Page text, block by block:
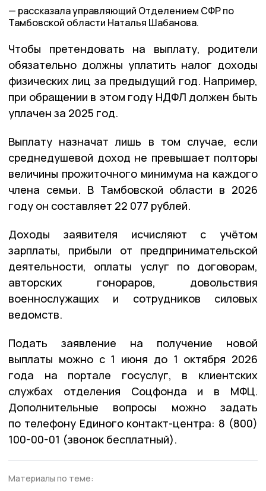
рассказала управляющий Отделением СФР по
Тамбовской области Наталья Шабанова.
Чтобы претендовать на выплату, родители
обязательно должны уплатить налог доходы
физических лиц за предыдущий год. Например,
при обращении в этом году НДФЛ должен быть
уплачен за 2025 год.
Выплату назначат лишь в том случае, если
среднедушевой доход не превышает полторы
величины прожиточного минимума на каждого
члена семьи. В Тамбовской области в 2026
году он составляет 22 077 рублей.
Доходы заявителя исчисляют с учётом
зарплаты, прибыли от предпринимательской
деятельности, оплаты услуг по договорам,
авторских гонораров, довольствия
военнослужащих и сотрудников силовых
ведомств.
Подать заявление на получение новой
выплаты можно с 1 июня до 1 октября 2026
года на портале госуслуг, в клиентских
службах отделения Соцфонда и в МФЦ.
Дополнительные вопросы можно задать
по телефону Единого контакт-центра: 8 (800)
100-00-01 (звонок бесплатный).
Материалы по теме: